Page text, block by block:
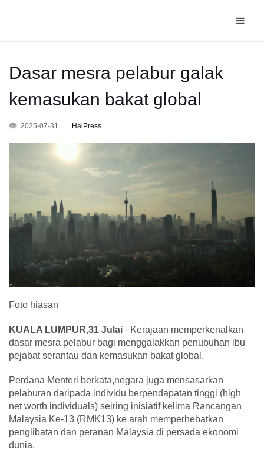
Dasar mesra pelabur galak
kemasukan bakat global
2025-07-31 HaiPress
Foto hiasan
KUALA LUMPUR,31 Julai - Kerajaan memperkenalkan
dasar mesra pelabur bagi menggalakkan penubuhan ibu
pejabat serantau dan kemasukan bakat global.
Perdana Menteri berkata,negara juga mensasarkan
pelaburan daripada individu berpendapatan tinggi (high
net worth individuals) seiring inisiatif kelima Rancangan
Malaysia Ke-13 (RMK13) ke arah memperhebatkan
penglibatan dan peranan Malaysia di persada ekonomi
dunia.